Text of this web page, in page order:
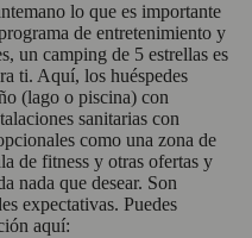
lo que es importante
de entretenimiento y
un camping de 5 estrellas es
ti. Aquí, los huéspedes
(lago o piscina) con
sanitarias con
como una zona de
de fitness y otras ofertas y
nada que desear. Son
expectativas. Puedes
aquí: